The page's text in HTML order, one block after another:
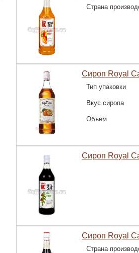
Страна
Сироп Royal
Тип упаковки
Вкус сиропа
Объем
Сироп Royal
Сироп Royal
Страна